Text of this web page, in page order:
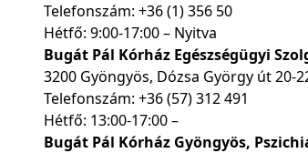
Telefonszám: +36 (1) 356 50
Hétfő: 9:00-17:00 – Nyitva
Bugát Pál Kórház Egészségügyi
3200 Gyöngyös, Dózsa György út 20-
Telefonszám: +36 (57) 312 491
Hétfő: 13:00-17:00 –
Bugát Pál Kórház Gyöngyös,